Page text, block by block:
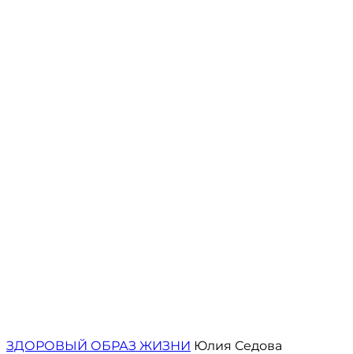
ЗДОРОВЫЙ ОБРАЗ ЖИЗНИ Юлия Седова